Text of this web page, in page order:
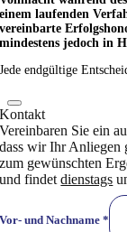
einem laufenden
vereinbarte
mindestens jedoch in
Jede endgültige
Kontakt
Vereinbaren Sie ein
dass wir Ihr Anliegen
zum gewünschten
und findetdienstags
Vor- und Nachname*